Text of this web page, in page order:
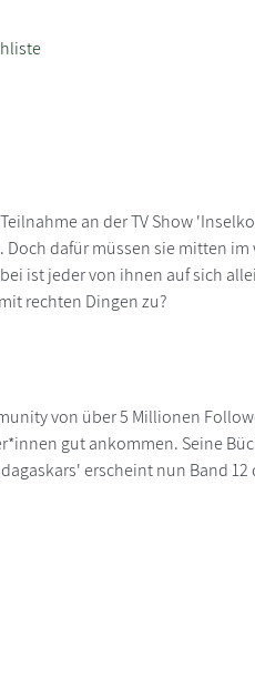
an der TV Show
Doch dafür müssen sie mitten
ist jeder von ihnen auf sich
rechten Dingen zu?
von über 5 Millionen
gut ankommen. Seine
erscheint nun Band 12